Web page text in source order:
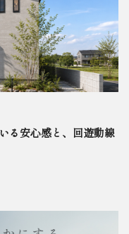
る安心感と、回遊動線